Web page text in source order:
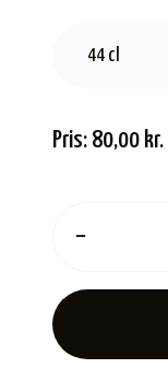
44 cl
Pris: 80,00 kr.
−